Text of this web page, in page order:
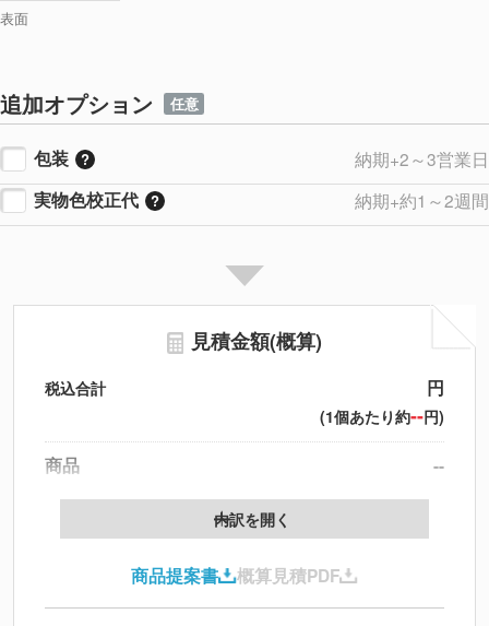
表面
追加オプション 任意
包装
納期+2～3営業日
実物色校正代
納期+約1～2週間
見積金額(概算)
税込合計 円
(1個あたり約--円)
商品
--
製版代
印刷代
北海道・沖縄・離島 別途
内訳を開く
商品提案書 概算見積PDF